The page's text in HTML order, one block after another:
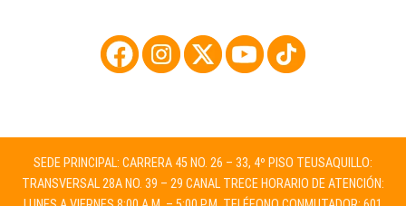
SEDE PRINCIPAL: CARRERA 45 NO. 26 – 33, 4º PISO TEUSAQUILLO:
TRANSVERSAL 28A NO. 39 – 29 CANAL TRECE HORARIO DE ATENCIÓN: